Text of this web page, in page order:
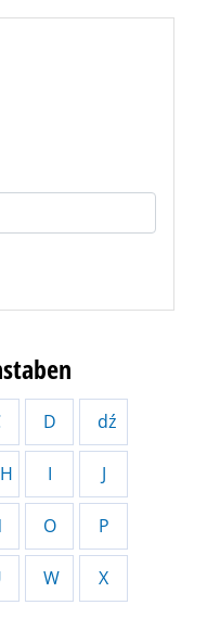
D dź
I J
O P
W X